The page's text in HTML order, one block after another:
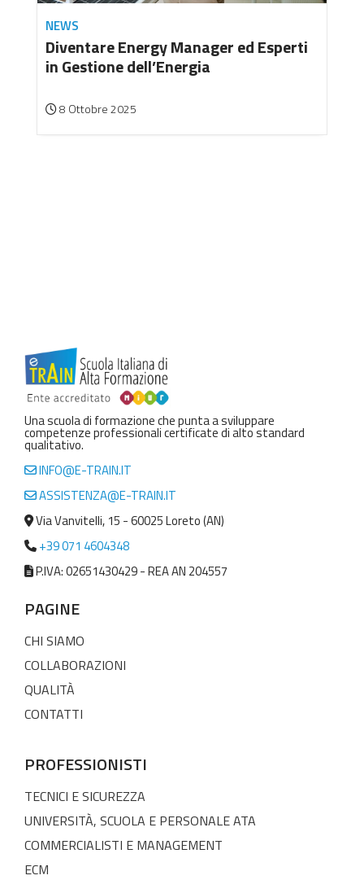
NEWS
Diventare Energy Manager ed Esperti
in Gestione dell’Energia
8 Ottobre 2025
Una scuola di formazione che punta a sviluppare
competenze professionali certificate di alto standard
qualitativo.
INFO@E-TRAIN.IT
ASSISTENZA@E-TRAIN.IT
Via Vanvitelli, 15 - 60025 Loreto (AN)
+39 071 4604348
P.IVA: 02651430429 - REA AN 204557
PAGINE
CHI SIAMO
COLLABORAZIONI
QUALITÀ
CONTATTI
PROFESSIONISTI
TECNICI E SICUREZZA
UNIVERSITÀ, SCUOLA E PERSONALE ATA
COMMERCIALISTI E MANAGEMENT
ECM